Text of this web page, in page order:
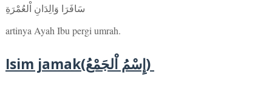
سَافَرَا وَالِدَانِ اْلعُمْرَةِ
artinya Ayah Ibu pergi umrah.
Isim jamak(إِسْمُ اْلجَمْعُ)